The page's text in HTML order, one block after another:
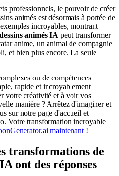
professionnels, le pouvoir de créer
animés est désormais à portée de
incroyables, montrant
animés IA peut transformer
anime, un animal de compagnie
et bien plus encore. La seule
ou de compétences
rapide et incroyablement
votre créativité et à voir vos
manière ? Arrêtez d'imaginer et
sur notre page d'accueil et
Votre transformation incroyable
maintenant !
transformations de
ont des réponses